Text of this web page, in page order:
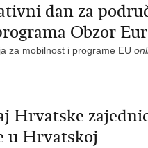
dan za
Obzor
za mobilnost i programe EU
Hrvatske
u Hrvatskoj